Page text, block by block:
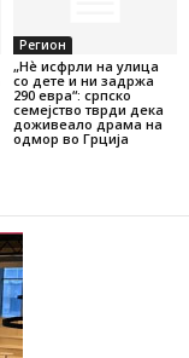
Регион
„Нѐ исфрли на улица
со дете и ни задржа
290 евра“: српско
семејство тврди дека
доживеало драма на
одмор во Грција